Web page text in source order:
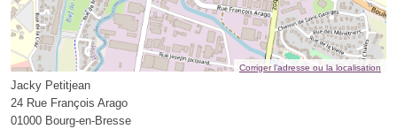
Corriger l’adresse ou la localisation
Jacky Petitjean
24 Rue François Arago
01000 Bourg-en-Bresse